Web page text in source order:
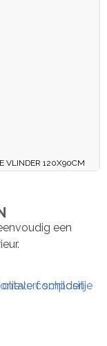
VLINDER 120X90CM
een